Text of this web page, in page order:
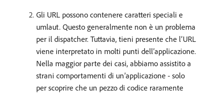
Gli URL possono contenere caratteri speciali e
umlaut. Questo generalmente non è un problema
per il dispatcher. Tuttavia, tieni presente che l’URL
viene interpretato in molti punti dell’applicazione.
Nella maggior parte dei casi, abbiamo assistito a
strani comportamenti di un’applicazione - solo
per scoprire che un pezzo di codice raramente